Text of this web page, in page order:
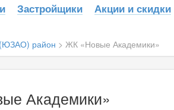
Застройщики Акции и скидки
(ЮЗАО) район > ЖК «Новые Академики»
Академики»